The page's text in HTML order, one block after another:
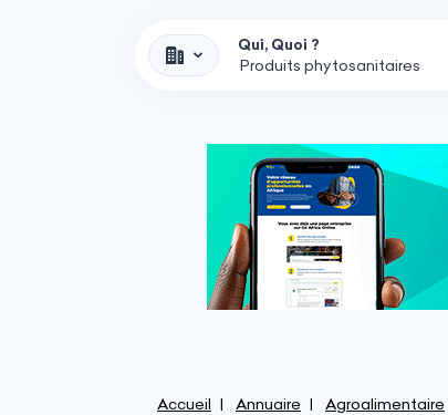
Qui, Quoi ?
Accueil Annuaire Agroalimentaire